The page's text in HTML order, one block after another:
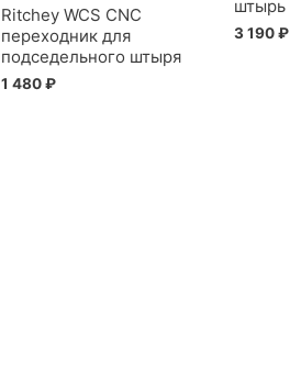
Ritchey WCS CNC
переходник для
подседельного штыря
1 480₽
штырь
3 190₽